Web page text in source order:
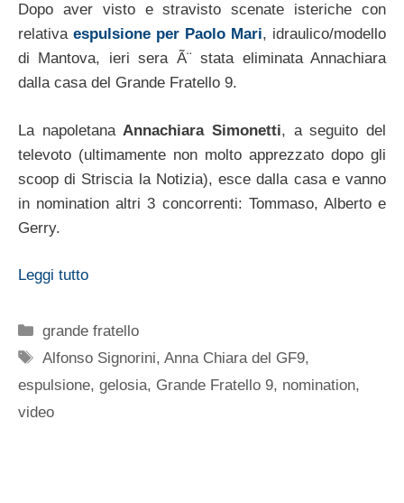
Dopo aver visto e stravisto scenate isteriche con
relativa espulsione per Paolo Mari, idraulico/modello
di Mantova, ieri sera Ã¨ stata eliminata Annachiara
dalla casa del Grande Fratello 9.
La napoletana Annachiara Simonetti, a seguito del
televoto (ultimamente non molto apprezzato dopo gli
scoop di Striscia la Notizia), esce dalla casa e vanno
in nomination altri 3 concorrenti: Tommaso, Alberto e
Gerry.
Leggi tutto
Categorie
grande fratello
Tag
Alfonso Signorini,Anna Chiara del GF9,
espulsione, gelosia, Grande Fratello 9, nomination,
video